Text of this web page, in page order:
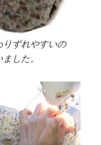
りずれやすいの
した。